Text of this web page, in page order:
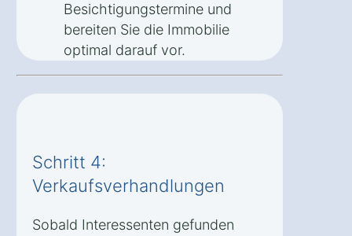
Besichtigungstermine und
bereiten Sie die Immobilie
optimal darauf vor.
Schritt 4:
Verkaufsverhandlungen
Sobald Interessenten gefunden